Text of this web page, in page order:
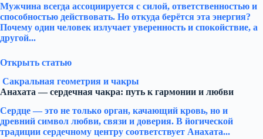
Мужчина всегда ассоциируется с силой, ответственностью и
способностью действовать. Но откуда берётся эта энергия?
Почему один человек излучает уверенность и спокойствие, а
другой...
Открыть статью
Сакральная геометрия и чакры
Анахата — сердечная чакра: путь к гармонии и любви
Сердце — это не только орган, качающий кровь, но и
древний символ любви, связи и доверия. В йогической
традиции сердечному центру соответствует Анахата...